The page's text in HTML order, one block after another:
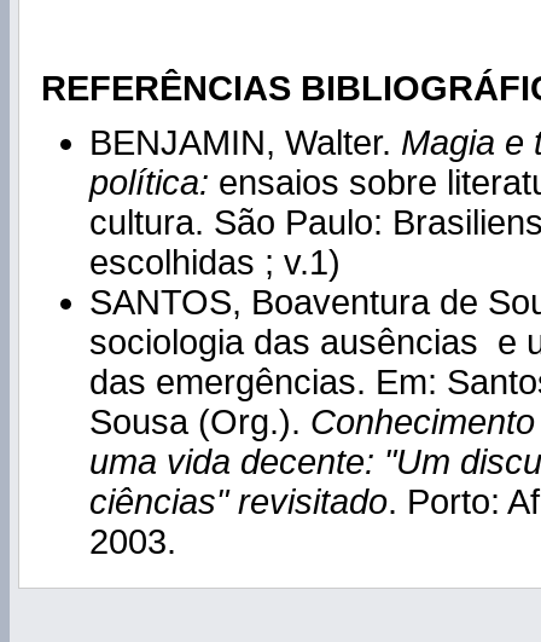
REFERÊNCIAS
BENJAMIN, Walter. Magia e
política: ensaios sobre
cultura. São Paulo:
escolhidas ; v.1)
SANTOS, Boaventura de
sociologia das ausências e
das emergências. Em:
Sousa (Org.).
uma vida decente: "Um
ciências" revisitado. Porto:
2003.